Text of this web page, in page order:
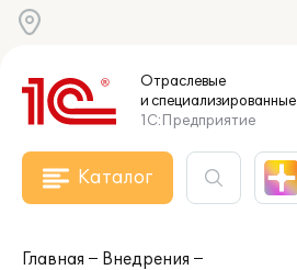
Отраслевые
и специализированные
1С:Предприятие
Каталог
Главная
Внедрения